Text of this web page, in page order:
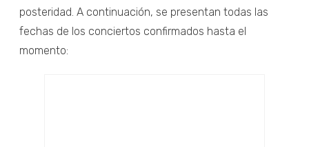
posteridad. A continuación, se presentan todas las
fechas de los conciertos confirmados hasta el
momento: